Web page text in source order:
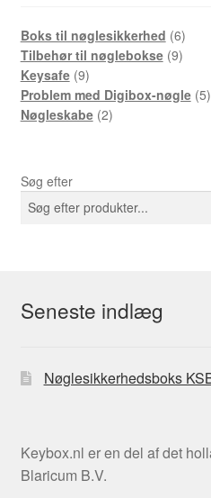
Boks til nøglesikkerhed 66-
Tilbehør til nøglebokse 99-
Keysafe 99-
produkter
Problem med Digibox-nøgle 55-
Nøgleskabe 22-
Søg efter
Seneste indlæg
Nøglesikkerhedsboks
Keybox.nl er en del af det
Blaricum B.V.